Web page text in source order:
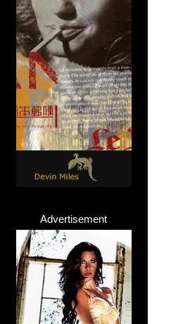
Advertisement